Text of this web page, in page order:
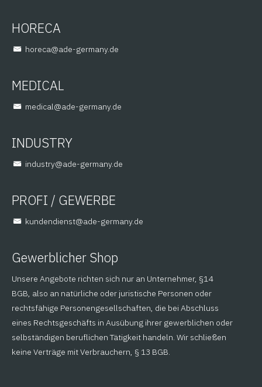
HORECA
ed.ynamreg-eda
@aceroh
MEDICAL
ed.ynamreg-eda
@lacidem
INDUSTRY
ed.ynamreg-eda
@yrtsudni
PROFI / GEWERBE
ed.ynamreg-eda
@tsneidnednuk
Gewerblicher Shop
Unsere Angebote richten sich nur an Unternehmer, §14
BGB, also an natürliche oder juristische Personen oder
rechtsfähige Personengesellschaften, die bei Abschluss
eines Rechtsgeschäfts in Ausübung ihrer gewerblichen oder
selbständigen beruflichen Tätigkeit handeln. Wir schließen
keine Verträge mit Verbrauchern, § 13 BGB.